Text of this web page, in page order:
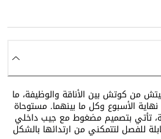
من كوتش بين الأناقة والوظيفة، ما
الأسبوع وكل ما بينهما. مستوحاة
تأتي بتصميم مضغوط مع جيب داخلي
للفصل لتتمكني من ارتدائها بالشكل